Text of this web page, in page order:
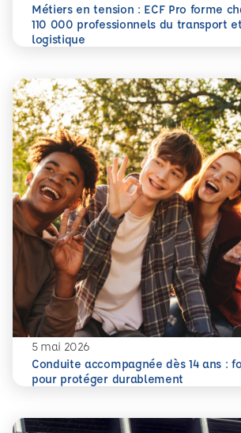
Métiers en tension : ECF Pro forme
110 000 professionnels du transport
logistique
En savoir plus
Métiers en tension : ECF Pro forme
5 mai 2026
Conduite accompagnée dès 14 ans :
pour protéger durablement
En savoir plus
Conduite accompagnée dès 14 ans